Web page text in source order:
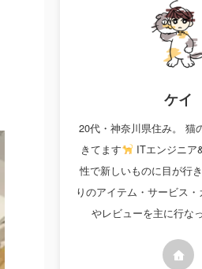
ケイ
20代・神奈川県住み。 猫
きてます
ITエンジニア
性で新しいものに目が行
りのアイテム・サービス
やレビューを主に行な